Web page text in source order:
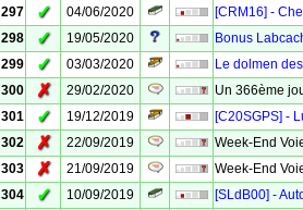
297
✓ 04/06/2020
[CRM16] -
298
✓ 19/05/2020
Bonus
299
✓ 03/03/2020
Le dolmen
300
✗ 29/02/2020
Un 366ème
301
✓ 19/12/2019
[C20SGPS] -
302
✗ 22/09/2019
Week-End
303
✗ 21/09/2019
Week-End
304
✓ 10/09/2019
[SLdB00] -